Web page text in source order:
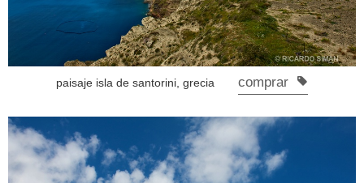
paisaje isla de santorini, grecia comprar